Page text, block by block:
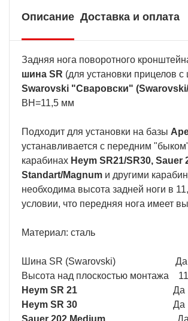
Описание Доставка и оплата
Задняя нога поворотного
шина SR (для установки прицелов
Swarovski "Сваровски"
BH=11,5 мм
Подходит для установки на базы
устанавливается с передним
карабинах Heym SR21/SR30, Sauer
Standart/Magnum и другими
необходима высота задней ноги в
условии, что передняя нога имеет
Материал: сталь
Шина SR (Swarovski) Да
Высота над плоскостью монтажа
Heym SR 21 Да
Heym SR 30 Да